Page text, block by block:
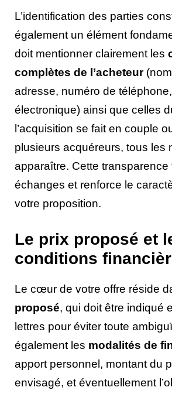
L’identification des parties
également un élément
doit mentionner clairement les
complètes de l’acheteur
adresse, numéro de
électronique) ainsi que celles
l’acquisition se fait en couple
plusieurs acquéreurs, tous les
apparaître. Cette transparence
échanges et renforce le
votre proposition.
Le prix proposé et
conditions
Le cœur de votre offre réside
proposé, qui doit être indiqué
lettres pour éviter toute
également les modalités de
apport personnel, montant du
envisagé, et éventuellement